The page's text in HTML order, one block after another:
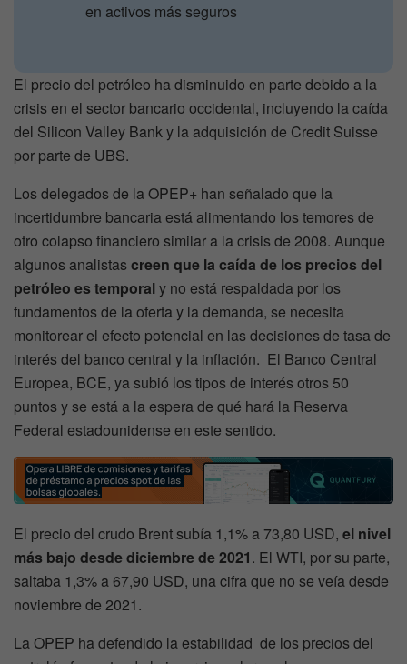
en activos más seguros
El precio del petróleo ha disminuido en parte debido a la
crisis en el sector bancario occidental, incluyendo la caída
del Silicon Valley Bank y la adquisición de Credit Suisse
por parte de UBS.
Los delegados de la OPEP+ han señalado que la
incertidumbre bancaria está alimentando los temores de
otro colapso financiero similar a la crisis de 2008. Aunque
algunos analistascreen que la caída de los precios del
petróleo es temporaly no está respaldada por los
fundamentos de la oferta y la demanda, se necesita
monitorear el efecto potencial en las decisiones de tasa de
interés del banco central y la inflación. El Banco Central
Europea, BCE, ya subió los tipos de interés otros 50
puntos y se está a la espera de qué hará la Reserva
Federal estadounidense en este sentido.
El precio del crudo Brent subía 1,1% a 73,80 USD, el nivel
más bajo desde diciembre de 2021. El WTI, por su parte,
saltaba 1,3% a 67,90 USD, una cifra que no se veía desde
noviembre de 2021.
La OPEP ha defendido la estabilidad de los precios del